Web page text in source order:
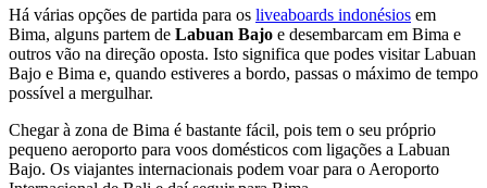
Há várias opções de partida para os liveaboards indonésios em
Bima, alguns partem de Labuan Bajo e desembarcam em Bima e
outros vão na direção oposta. Isto significa que podes visitar Labuan
Bajo e Bima e, quando estiveres a bordo, passas o máximo de tempo
possível a mergulhar.
Chegar à zona de Bima é bastante fácil, pois tem o seu próprio
pequeno aeroporto para voos domésticos com ligações a Labuan
Bajo. Os viajantes internacionais podem voar para o Aeroporto